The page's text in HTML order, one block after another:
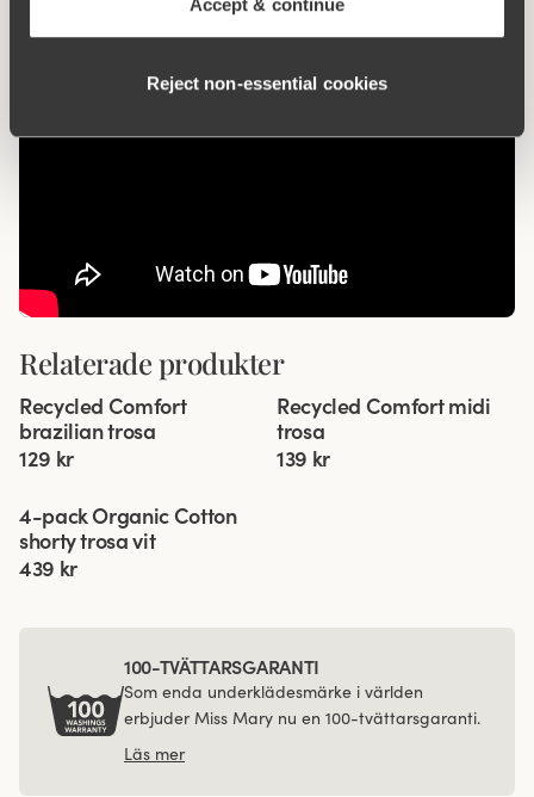
Accept & continue
Reject non‑essential cookies
Relaterade produkter
4 för 3
Recycled Comfort
brazilian trosa
129 kr
4 för 3
Recycled Comfort midi
trosa
139 kr
4-pack Organic Cotton
shorty trosa vit
439 kr
100-TVÄTTARSGARANTI
Som enda underklädesmärke i världen
erbjuder Miss Mary nu en 100-tvättarsgaranti.
Läs mer